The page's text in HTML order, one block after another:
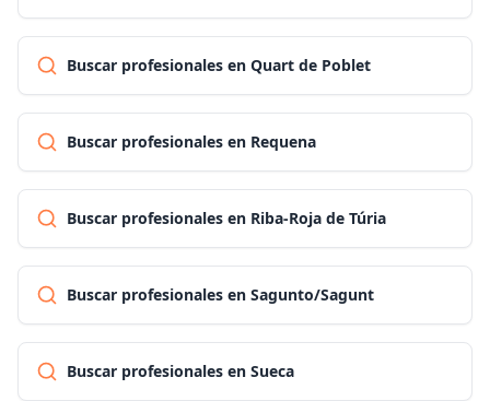
Buscar profesionales en Quart de Poblet
Buscar profesionales en Requena
Buscar profesionales en Riba-Roja de Túria
Buscar profesionales en Sagunto/Sagunt
Buscar profesionales en Sueca